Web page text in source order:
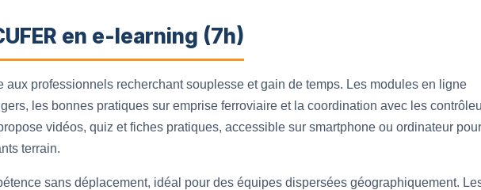
en e-learning (7h)
aux professionnels recherchant souplesse et gain de temps. Les modules en ligne
les bonnes pratiques sur emprise ferroviaire et la coordination avec les
vidéos, quiz et fiches pratiques, accessible sur smartphone ou ordinateur pour
terrain.
sans déplacement, idéal pour des équipes dispersées géographiquement.